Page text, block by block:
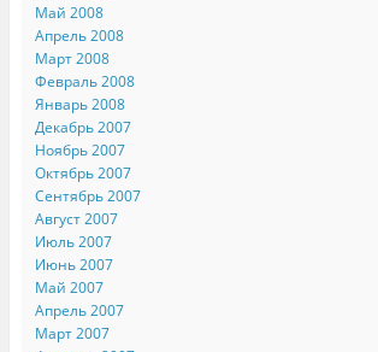
Май 2008
Апрель 2008
Март 2008
Февраль 2008
Январь 2008
Декабрь 2007
Ноябрь 2007
Октябрь 2007
Сентябрь 2007
Август 2007
Июль 2007
Июнь 2007
Май 2007
Апрель 2007
Март 2007